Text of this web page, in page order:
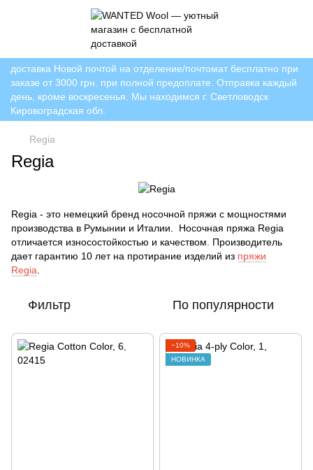
доставка Новой почтой на отделение/почтомат бесплатно при
заказе от 3000 грн. при полной предоплате. Отправка каждый
день, кроме воскресенья. Мы находимся г. Светловодск
Кировоградская обл.
Regia
Regia
Regia - это немецкий бренд носочной пряжи с мощностями
производства в Румынии и Италии. Носочная пряжа Regia
отличается износостойкостью и качеством. Производитель
дает гарантию 10 лет на протирание изделий из пряжи
Regia.
Фильтр По популярности
−10%
НОВИНКА